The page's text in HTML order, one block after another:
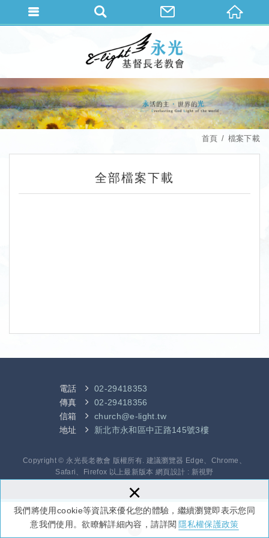
我們將使用cookie等資訊來優化您的體驗，繼續瀏覽即表示您同
意我們使用。欲瞭解詳細內容，請詳閱 隱私權保護政策
×
首頁 檔案下載
全部檔案下載
電話
02-29418353
傳真
02-29418356
信箱
church@e-light.tw
地址
新北市永和區中正路145號3樓
Copyright © 永光長老教會 版權所有. 建議瀏覽器 Edge、Chrome、
Safari、Firefox 以上最新版本 網頁設計 : 新視野